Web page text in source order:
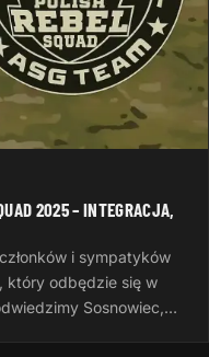
2025 – INTEGRACJA,
i sympatyków
który odbędzie się w
Sosnowiec,